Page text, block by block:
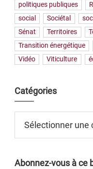
politiques publiques
social
Sociétal
Sénat
Territoires
Transition énergétique
Vidéo
Viticulture
Catégories
Abonnez-vous à ce